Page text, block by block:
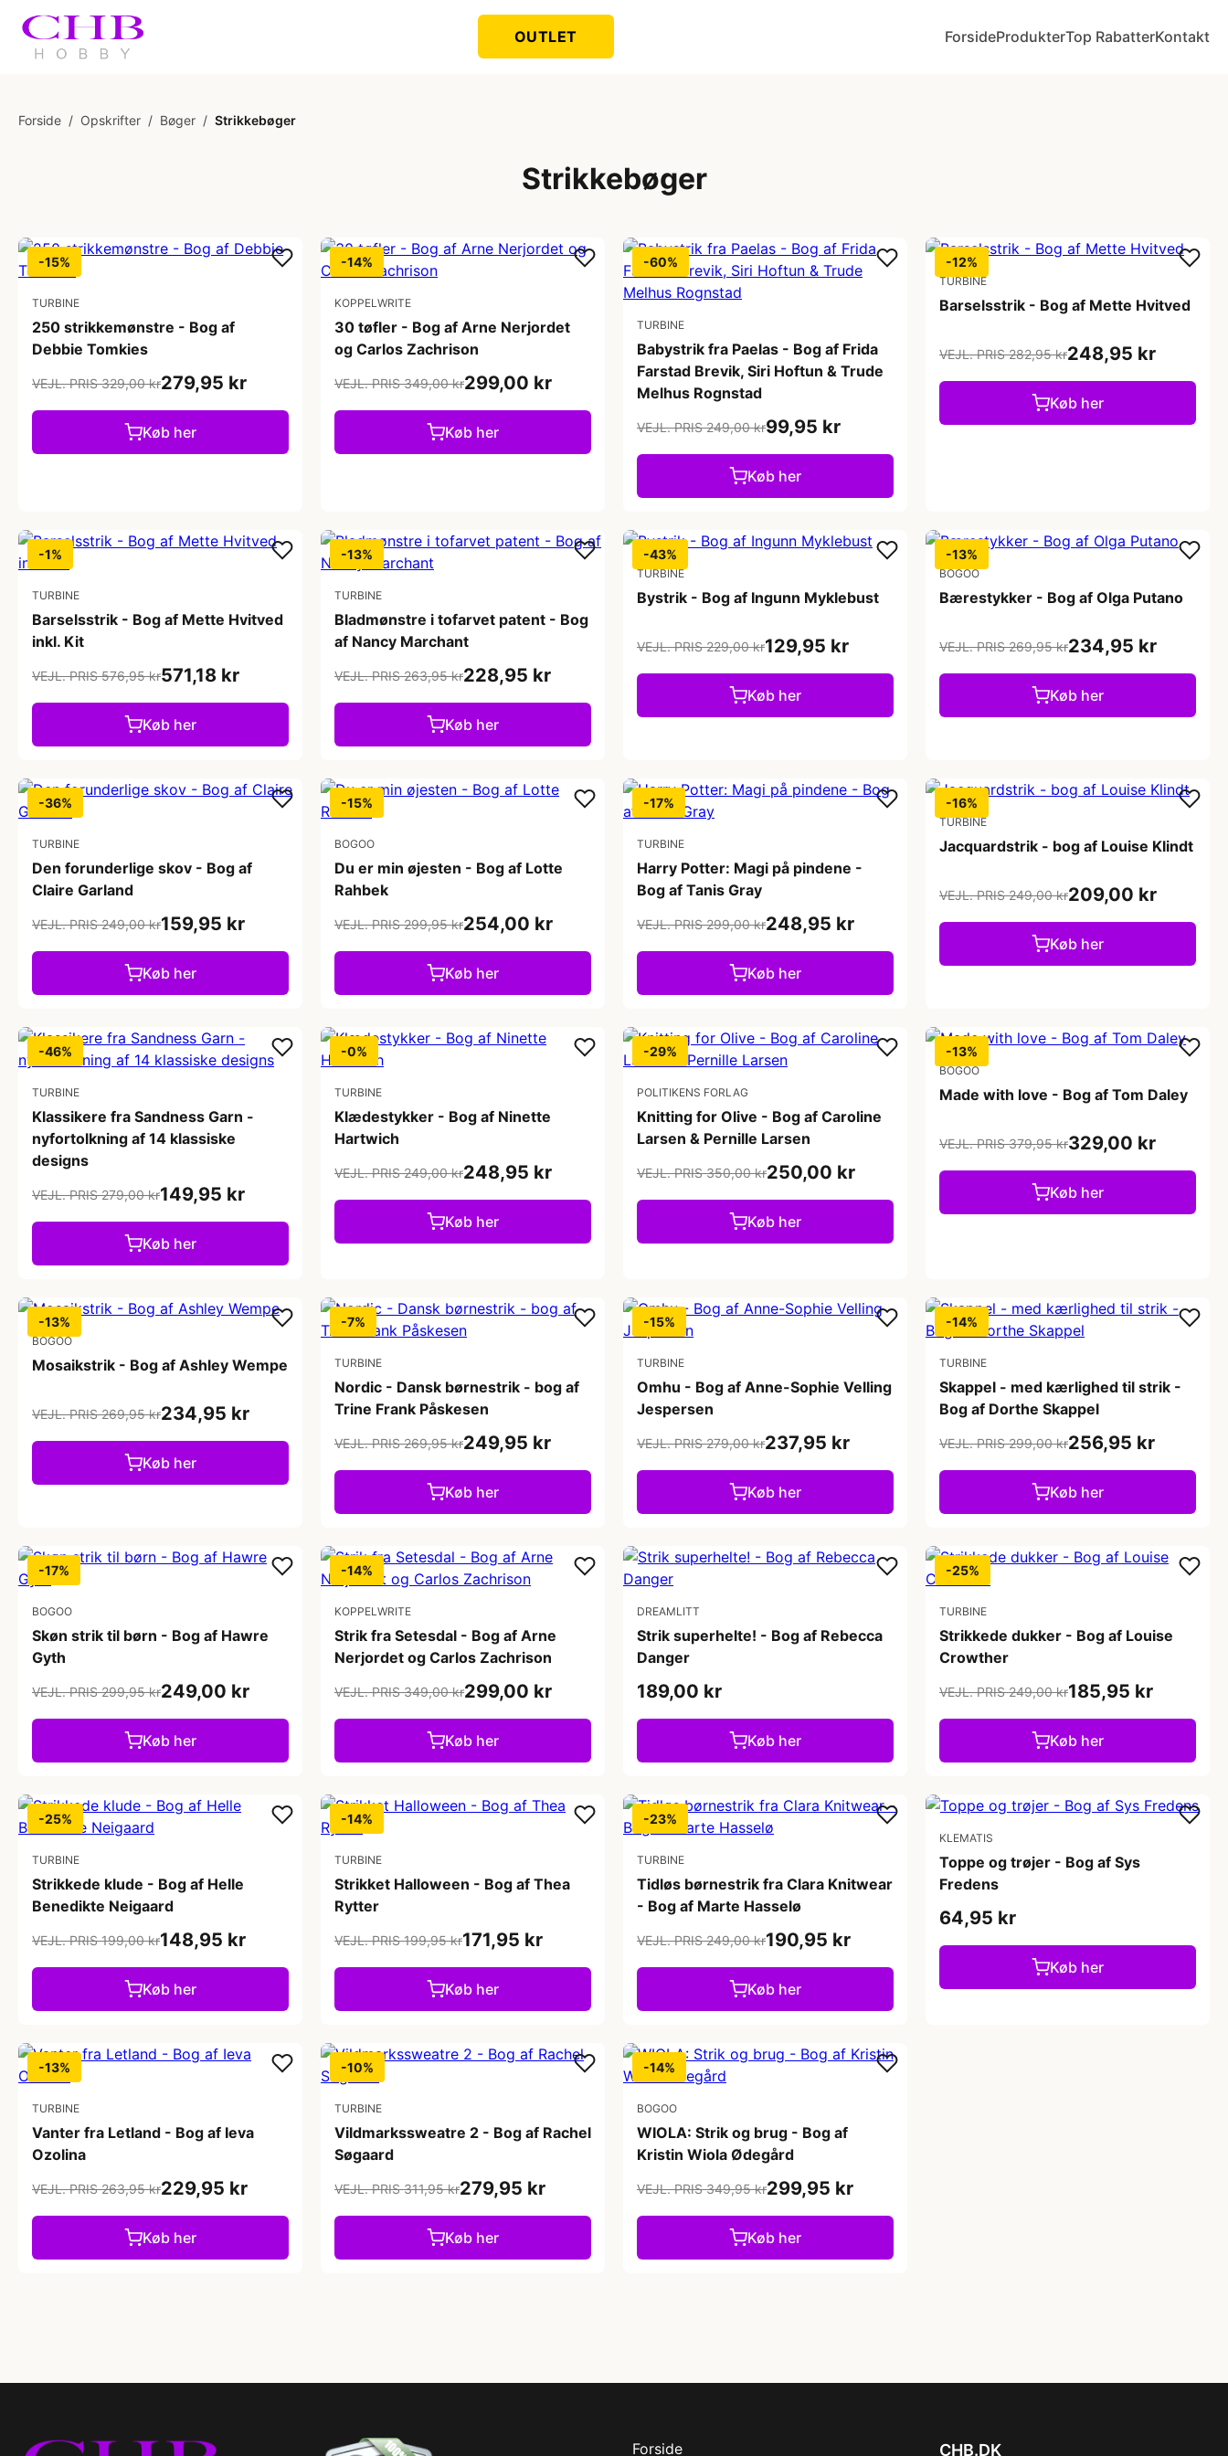
OUTLET ForsideProdukterTop RabatterKontakt
Forside / Opskrifter / Bøger / Strikkebøger
Strikkebøger
-15%
TURBINE
250 strikkemønstre - Bog af
Debbie Tomkies
VEJL. PRIS 329,00 kr279,95 kr
Køb her
-14%
KOPPELWRITE
30 tøfler - Bog af Arne Nerjordet
og Carlos Zachrison
VEJL. PRIS 349,00 kr299,00 kr
Køb her
-60%
TURBINE
Babystrik fra Paelas - Bog af Frida
Farstad Brevik, Siri Hoftun & Trude
Melhus Rognstad
VEJL. PRIS 249,00 kr99,95 kr
Køb her
-12%
TURBINE
Barselsstrik - Bog af Mette Hvitved
VEJL. PRIS 282,95 kr248,95 kr
Køb her
-1%
TURBINE
Barselsstrik - Bog af Mette Hvitved
inkl. Kit
VEJL. PRIS 576,95 kr571,18 kr
Køb her
-13%
TURBINE
Bladmønstre i tofarvet patent - Bog
af Nancy Marchant
VEJL. PRIS 263,95 kr228,95 kr
Køb her
-43%
TURBINE
Bystrik - Bog af Ingunn Myklebust
VEJL. PRIS 229,00 kr129,95 kr
Køb her
-13%
BOGOO
Bærestykker - Bog af Olga Putano
VEJL. PRIS 269,95 kr234,95 kr
Køb her
-36%
TURBINE
Den forunderlige skov - Bog af
Claire Garland
VEJL. PRIS 249,00 kr159,95 kr
Køb her
-15%
BOGOO
Du er min øjesten - Bog af Lotte
Rahbek
VEJL. PRIS 299,95 kr254,00 kr
Køb her
-17%
TURBINE
Harry Potter: Magi på pindene -
Bog af Tanis Gray
VEJL. PRIS 299,00 kr248,95 kr
Køb her
-16%
TURBINE
Jacquardstrik - bog af Louise Klindt
VEJL. PRIS 249,00 kr209,00 kr
Køb her
-46%
TURBINE
Klassikere fra Sandness Garn -
nyfortolkning af 14 klassiske
designs
VEJL. PRIS 279,00 kr149,95 kr
Køb her
-0%
TURBINE
Klædestykker - Bog af Ninette
Hartwich
VEJL. PRIS 249,00 kr248,95 kr
Køb her
-29%
POLITIKENS FORLAG
Knitting for Olive - Bog af Caroline
Larsen & Pernille Larsen
VEJL. PRIS 350,00 kr250,00 kr
Køb her
-13%
BOGOO
Made with love - Bog af Tom Daley
VEJL. PRIS 379,95 kr329,00 kr
Køb her
-13%
BOGOO
Mosaikstrik - Bog af Ashley Wempe
VEJL. PRIS 269,95 kr234,95 kr
Køb her
-7%
TURBINE
Nordic - Dansk børnestrik - bog af
Trine Frank Påskesen
VEJL. PRIS 269,95 kr249,95 kr
Køb her
-15%
TURBINE
Omhu - Bog af Anne-Sophie Velling
Jespersen
VEJL. PRIS 279,00 kr237,95 kr
Køb her
-14%
TURBINE
Skappel - med kærlighed til strik -
Bog af Dorthe Skappel
VEJL. PRIS 299,00 kr256,95 kr
Køb her
-17%
BOGOO
Skøn strik til børn - Bog af Hawre
Gyth
VEJL. PRIS 299,95 kr249,00 kr
Køb her
-14%
KOPPELWRITE
Strik fra Setesdal - Bog af Arne
Nerjordet og Carlos Zachrison
VEJL. PRIS 349,00 kr299,00 kr
Køb her
DREAMLITT
Strik superhelte! - Bog af Rebecca
Danger
189,00 kr
Køb her
-25%
TURBINE
Strikkede dukker - Bog af Louise
Crowther
VEJL. PRIS 249,00 kr185,95 kr
Køb her
-25%
TURBINE
Strikkede klude - Bog af Helle
Benedikte Neigaard
VEJL. PRIS 199,00 kr148,95 kr
Køb her
-14%
TURBINE
Strikket Halloween - Bog af Thea
Rytter
VEJL. PRIS 199,95 kr171,95 kr
Køb her
-23%
TURBINE
Tidløs børnestrik fra Clara Knitwear
- Bog af Marte Hasselø
VEJL. PRIS 249,00 kr190,95 kr
Køb her
KLEMATIS
Toppe og trøjer - Bog af Sys
Fredens
64,95 kr
Køb her
-13%
TURBINE
Vanter fra Letland - Bog af Ieva
Ozolina
VEJL. PRIS 263,95 kr229,95 kr
Køb her
-10%
TURBINE
Vildmarkssweatre 2 - Bog af Rachel
Søgaard
VEJL. PRIS 311,95 kr279,95 kr
Køb her
-14%
BOGOO
WIOLA: Strik og brug - Bog af
Kristin Wiola Ødegård
VEJL. PRIS 349,95 kr299,95 kr
Køb her
Forside CHB.DK